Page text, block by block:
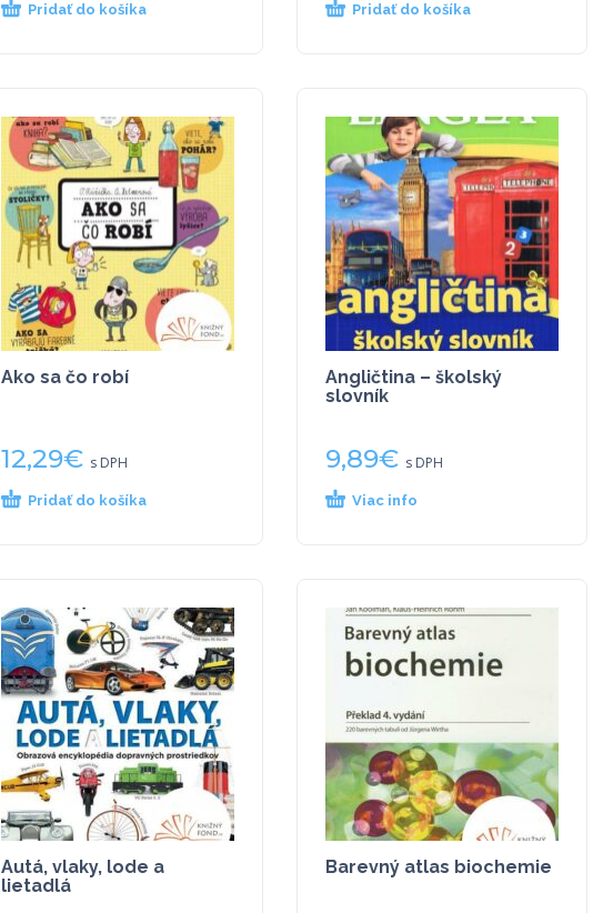
Pridať do košíka Pridať do košíka
Ako sa čo robí
12,29€ s DPH
Pridať do košíka
Angličtina – školský
slovník
9,89€ s DPH
Viac info
Autá, vlaky, lode a
lietadlá
Barevný atlas biochemie